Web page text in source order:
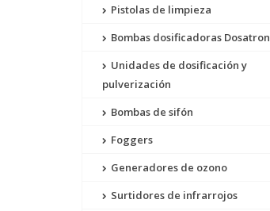
Pistolas de limpieza
Bombas dosificadoras Dosatron
Unidades de dosificación y
pulverización
Bombas de sifón
Foggers
Generadores de ozono
Surtidores de infrarrojos